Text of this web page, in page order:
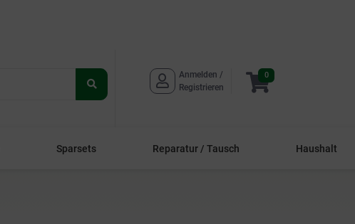
starten
Anmelden /
Registrieren
0
Sparsets Reparatur / Tausch Haushalt